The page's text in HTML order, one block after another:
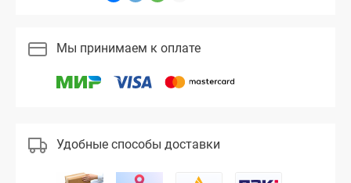
Мы принимаем к оплате
Удобные способы доставки